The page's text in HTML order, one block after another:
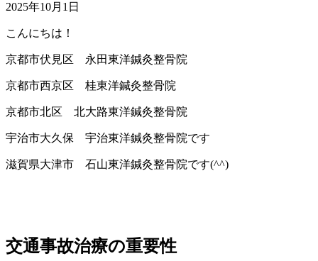
2025年10月1日
こんにちは！
京都市伏見区 永田東洋鍼灸整骨院
京都市西京区 桂東洋鍼灸整骨院
京都市北区 北大路東洋鍼灸整骨院
宇治市大久保 宇治東洋鍼灸整骨院です
滋賀県大津市 石山東洋鍼灸整骨院です(^^)
交通事故治療の重要性